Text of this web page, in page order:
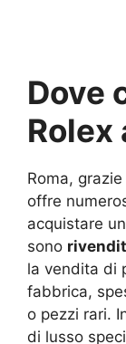
Dove
Rolex
Roma,
offre
acquistare
sono
la vendita di
fabbrica,
o pezzi rari.
di lusso